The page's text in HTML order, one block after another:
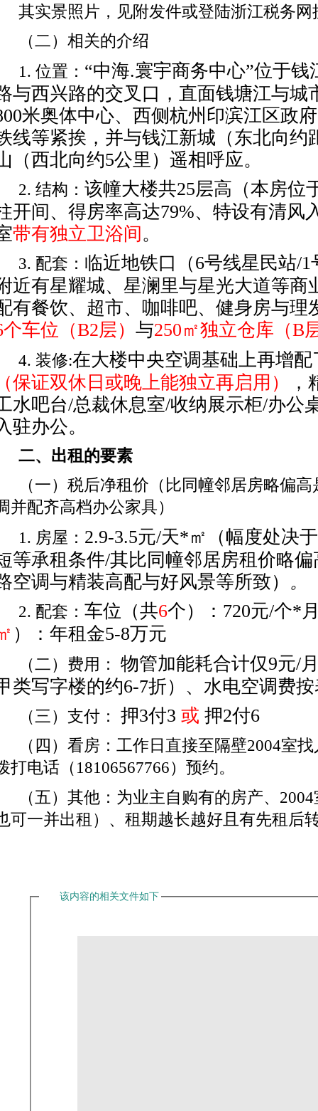
其实景照片，见附发件或登陆浙江税务网
（二）相关的介绍
1.位置： “中海.寰宇商务中心”位于钱
与西兴路的交叉口， 直面钱塘江与城
米奥体中心、西侧杭州印滨江区政
线等紧挨，并与钱江新城（东北向约
（西北向约5公里）遥相呼应。
2.结构：该幢大楼共25层高（本房位
开间 、得房率高达79%、 特设有清风
带有独立卫浴间 。
3. 配套： 临近地铁口（6号线星民站/
近有星耀城、星澜里与星光大道等商
有餐饮、超市、咖啡吧、健身房与理
个车位（B2层） 与250㎡独立仓库（B
4. 装修:在大楼中央空调基础上再增配
保证双休日或晚上能独立再启用）
水吧台/总裁休息室/收纳展示柜/办公
驻办公。
二、出租的要素
（一）税后净租价（比同幢邻居房略偏
并配齐高档办公家具）
1. 房屋： 2.9-3.5元/天*㎡（幅度处决
等承租条件/其比同幢邻居房租价略
空调与精装高配与好风景等所致） 。
2. 配套：车位（共6个）： 720元/个*
）：年租金5-8万元
（二）费用：物管加能耗合计仅9元/
类写字楼的约6-7折）、水电空调费
（三）支付：押3付3或押2付6
（四）看房：工作日直接至隔壁2004室
打电话（ 18106567766）预约。
（五）其他：为业主自购有的房产、 2004
可一并出租）、租期越长越好且有先租后
该内容的相关文件如下